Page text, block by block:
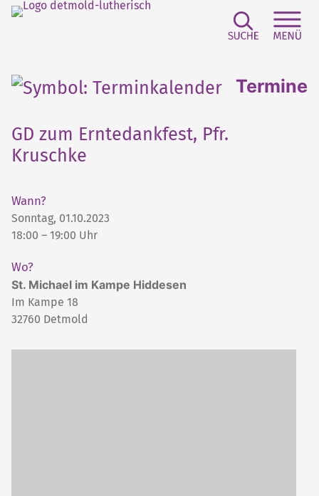
Termine
GD zum Erntedankfest, Pfr.
Kruschke
Wann?
Sonntag, 01.10.2023
18:00 – 19:00 Uhr
Wo?
St. Michael im Kampe Hiddesen
Im Kampe 18
32760 Detmold